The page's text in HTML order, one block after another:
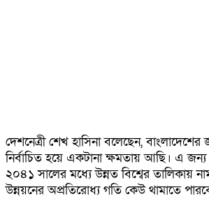
দেশনেত্রী শেখ হাসিনা বলেছেন,
নির্বাচিত হয়ে একটানা ক্ষমতায় আছি। এ জন্য
২০৪১ সালের মধ্যে উন্নত বিশ্বের তালিকায়
উন্নয়নের অপ্রতিরোধ্য গতি কেউ থামাতে